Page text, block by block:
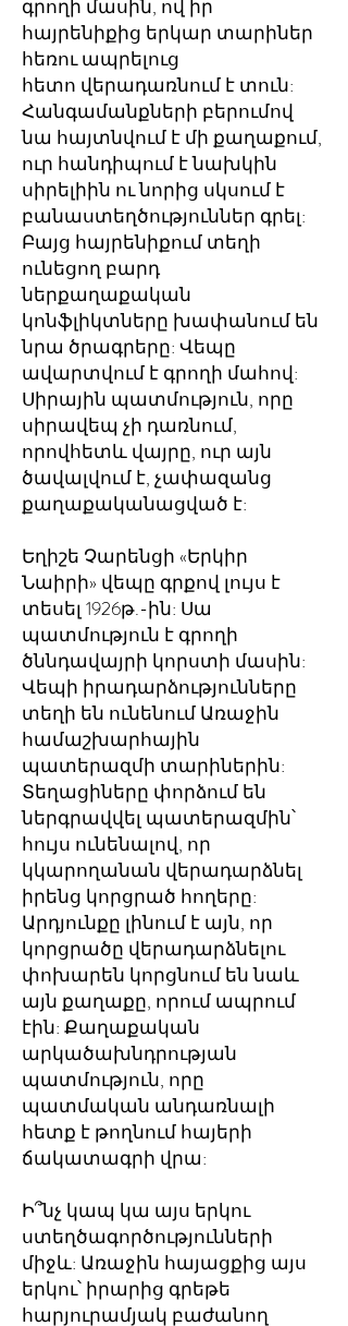
գրողի մասին, ով իր
հայրենիքից երկար տարիներ
հեռու ապրելուց
հետո վերադառնում է տուն:
Հանգամանքների բերումով
նա հայտնվում է մի քաղաքում,
ուր հանդիպում է նախկին
սիրելիին ու նորից սկսում է
բանաստեղծություններ գրել:
Բայց հայրենիքում տեղի
ունեցող բարդ
ներքաղաքական
կոնֆլիկտները խափանում են
նրա ծրագրերը: Վեպը
ավարտվում է գրողի մահով:
Սիրային պատմություն, որը
սիրավեպ չի դառնում,
որովհետև վայրը, ուր այն
ծավալվում է, չափազանց
քաղաքականացված է:
Եղիշե Չարենցի «Երկիր
Նաիրի» վեպը գրքով լույս է
տեսել 1926թ.-ին: Սա
պատմություն է գրողի
ծննդավայրի կորստի մասին:
Վեպի իրադարձությունները
տեղի են ունենում Առաջին
համաշխարհային
պատերազմի տարիներին:
Տեղացիները փորձում են
ներգրավվել պատերազմին՝
հույս ունենալով, որ
կկարողանան վերադարձնել
իրենց կորցրած հողերը:
Արդյունքը լինում է այն, որ
կորցրածը վերադարձնելու
փոխարեն կորցնում են նաև
այն քաղաքը, որում ապրում
էին: Քաղաքական
արկածախնդրության
պատմություն, որը
պատմական անդառնալի
հետք է թողնում հայերի
ճակատագրի վրա:
Ի՞նչ կապ կա այս երկու
ստեղծագործությունների
միջև: Առաջին հայացքից այս
երկու՝ իրարից գրեթե
հարյուրամյակ բաժանող